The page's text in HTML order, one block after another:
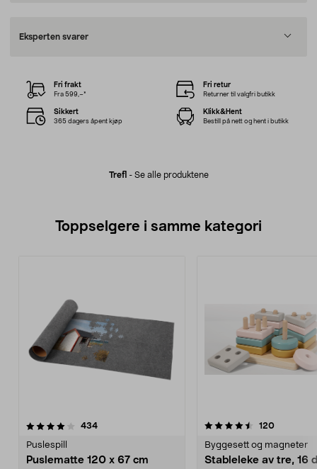
Eksperten svarer
Trefl - Se alle produktene
Fri frakt
Fra 599,–*
Fri retur
Returner til valgfri butikk
Sikkert
365 dagers åpent kjøp
Klikk&Hent
Bestill på nett og hent i butikk
Toppselgere i samme kategori
434anmeldelser
Puslespill
Puslematte 120 x 67 cm
4.5 av 5 stjerner 120
Byggesett og magneter
Stableleke av tre, 16
5.0 av 5 stjerner